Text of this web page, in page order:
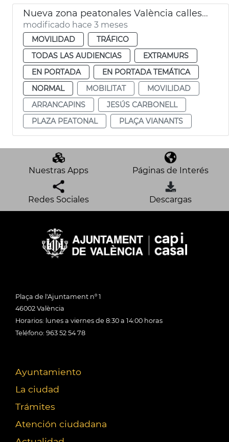
Nueva zona peatonales València calles Sant Francesc de Borja y Alzira
modificado hace 3 meses
MOVILIDAD
TRÁFICO
TODAS LAS AUDIENCIAS
EXTRAMURS
EN PORTADA
EN PORTADA TEMÁTICA
NORMAL
MOBILITAT
MOVILIDAD
ARRANCAPINS
JESÚS CARBONELL
PLAZA PEATONAL
PLAÇA VIANANTS
Nuestras Apps Páginas de Interés
Redes Sociales Descargas
Plaça de l'Ajuntament nº 1
46002 València
Horarios: lunes a viernes de 8:30 a 14:00 horas
Teléfono: 963 52 54 78
Ayuntamiento
La ciudad
Trámites
Atención ciudadana